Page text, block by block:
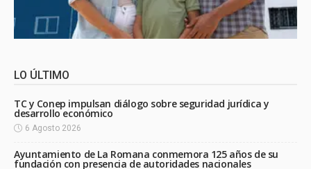
LO ÚLTIMO
TC y Conep impulsan diálogo sobre seguridad jurídica y
desarrollo económico
6 Agosto 2026
Ayuntamiento de La Romana conmemora 125 años de su
fundación con presencia de autoridades nacionales